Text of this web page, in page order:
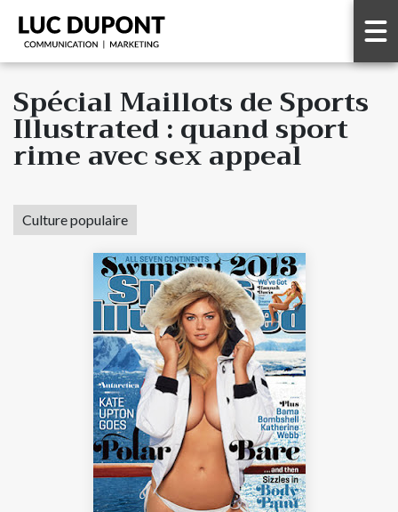
Spécial Maillots de Sports
Illustrated : quand sport
rime avec sex appeal
Culture populaire